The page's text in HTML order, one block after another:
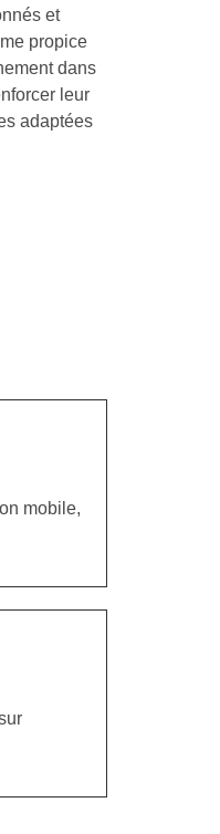
et
propice
dans
leur
adaptées
mobile,